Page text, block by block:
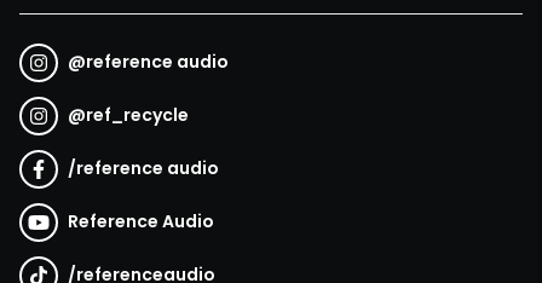
@reference audio
@ref_recycle
/reference audio
Reference Audio
/referenceaudio